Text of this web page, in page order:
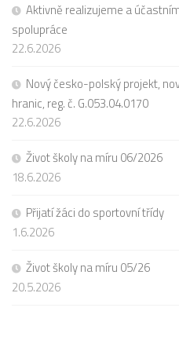
Aktivně realizujeme a
spolupráce
22.6.2026
Nový česko-polský projekt,
hranic, reg. č. G.053.04.0170
22.6.2026
Život školy na míru 06/2026
18.6.2026
Přijatí žáci do sportovní třídy
1.6.2026
Život školy na míru 05/26
20.5.2026